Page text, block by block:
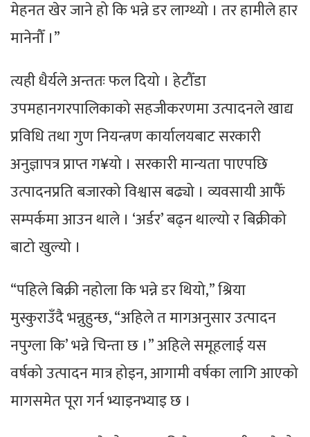
मेहनत खेर जाने हो कि भन्ने डर लाग्थ्यो । तर हामीले हार
मानेनौँ ।”
त्यही धैर्यले अन्ततः फल दियो । हेटौँडा
उपमहानगरपालिकाको सहजीकरणमा उत्पादनले खाद्य
प्रविधि तथा गुण नियन्त्रण कार्यालयबाट सरकारी
अनुज्ञापत्र प्राप्त ग¥यो । सरकारी मान्यता पाएपछि
उत्पादनप्रति बजारको विश्वास बढ्यो । व्यवसायी आफैँ
सम्पर्कमा आउन थाले । ‘अर्डर’ बढ्न थाल्यो र बिक्रीको
बाटो खुल्यो ।
“पहिले बिक्री नहोला कि भन्ने डर थियो,” श्रिया
मुस्कुराउँदै भन्नुहुन्छ, “अहिले त मागअनुसार उत्पादन
नपुग्ला कि’ भन्ने चिन्ता छ ।” अहिले समूहलाई यस
वर्षको उत्पादन मात्र होइन, आगामी वर्षका लागि आएको
मागसमेत पूरा गर्न भ्याइनभ्याइ छ ।